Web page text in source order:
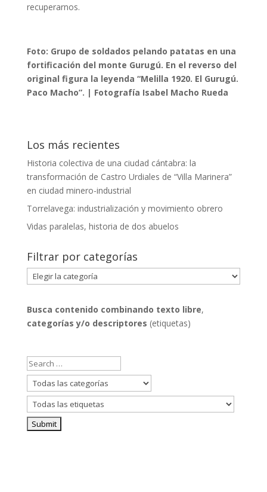
recuperarnos.
Foto: Grupo de soldados pelando patatas en una
fortificación del monte Gurugú. En el reverso del
original figura la leyenda “Melilla 1920. El Gurugú.
Paco Macho”. | Fotografía Isabel Macho Rueda
Los más recientes
Historia colectiva de una ciudad cántabra: la
transformación de Castro Urdiales de “Villa Marinera”
en ciudad minero-industrial
Torrelavega: industrialización y movimiento obrero
Vidas paralelas, historia de dos abuelos
Filtrar por categorías
Filtrar
por
Busca contenido combinando texto libre,
categorías y/o descriptores (etiquetas)